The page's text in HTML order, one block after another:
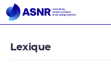
Lexique